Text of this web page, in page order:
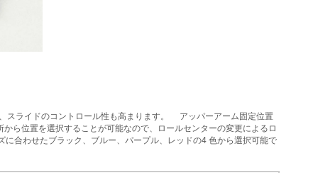
スライドのコントロール性も高まります。 アッパーアーム固定位置
ら位置を選択することが可能なので、ロールセンターの変更によるロ
合わせたブラック、ブルー、パープル、レッドの4 色から選択可能で